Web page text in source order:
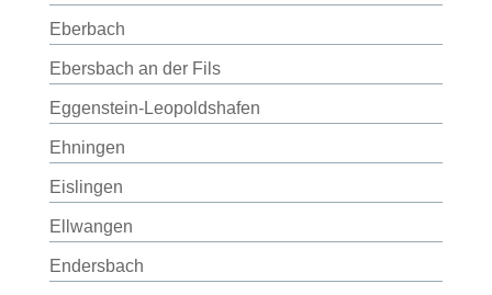
Eberbach
Ebersbach an der Fils
Eggenstein-Leopoldshafen
Ehningen
Eislingen
Ellwangen
Endersbach